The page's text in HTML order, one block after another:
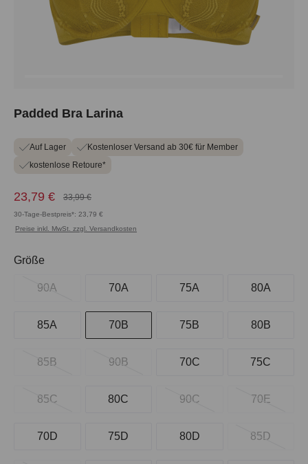
Padded Bra Larina
Auf Lager
Kostenloser Versand ab 30€ für Member
kostenlose Retoure*
23,79 € 33,99 €
30-Tage-Bestpreis*: 23,79 €
Preise inkl. MwSt. zzgl. Versandkosten
Größe
90A 70A 75A 80A
85A 70B 75B 80B
85B 90B 70C 75C
85C 80C 90C 70E
70D 75D 80D 85D